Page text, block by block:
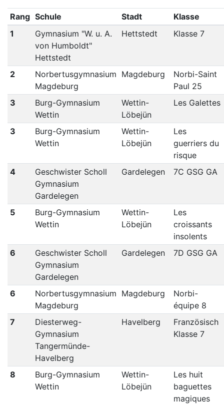
Rang Schule Stadt
Klasse
1
Gymnasium "W. u. A.
von Humboldt"
Hettstedt
Hettstedt Klasse 7
2
Norbertusgymnasium
Magdeburg
Magdeburg
Norbi-Saint
Paul 25
3
Burg-Gymnasium
Wettin
Wettin-
Löbejün
Les Galettes
3
Burg-Gymnasium
Wettin
Wettin-
Löbejün
Les
guerriers du
risque
4
Geschwister Scholl
Gymnasium
Gardelegen
Gardelegen 7C GSG GA
5
Burg-Gymnasium
Wettin
Wettin-
Löbejün
Les
croissants
insolents
6
Geschwister Scholl
Gymnasium
Gardelegen
Gardelegen 7D GSG GA
6
Norbertusgymnasium
Magdeburg
Magdeburg
Norbi-
équipe 8
7
Diesterweg-
Gymnasium
Tangermünde-
Havelberg
Havelberg
Französisch
Klasse 7
8
Burg-Gymnasium
Wettin
Wettin-
Löbejün
Les huit
baguettes
magiques